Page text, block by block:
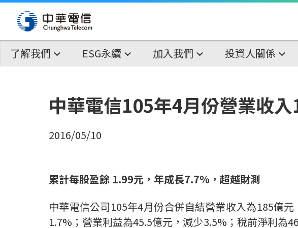
了解我們 ESG永續 加入我們 投資人關係
中華電信105年4月份營業收
2016/05/10
累計每股盈餘 1.99元， 年成長7.7% ， 超越財測
中華電信公司105年4月份合併自結營業收入為185億
1.7%；營業利益為45.5億元，減少3.5%；稅前淨利為